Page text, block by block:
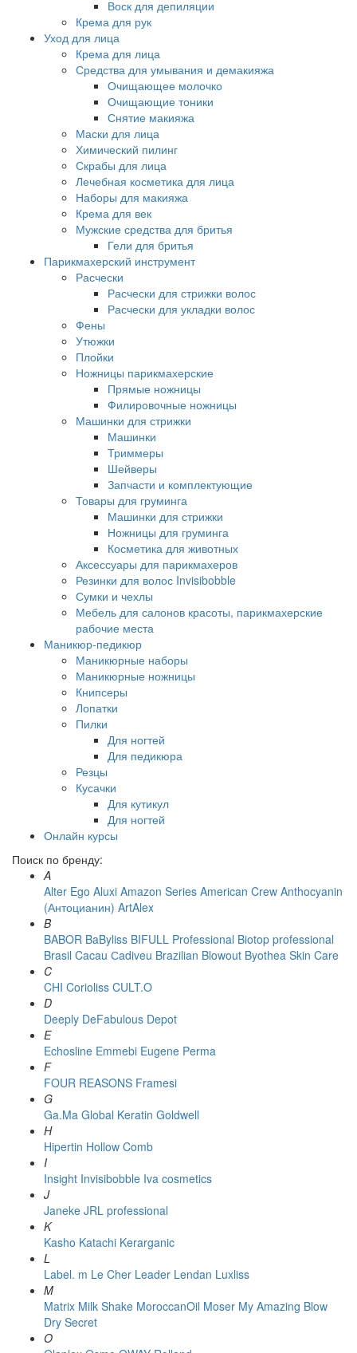
Воск для депиляции
Крема для рук
Уход для лица
Крема для лица
Средства для умывания и демакияжа
Очищающее молочко
Очищающие тоники
Снятие макияжа
Маски для лица
Химический пилинг
Скрабы для лица
Лечебная косметика для лица
Наборы для макияжа
Крема для век
Мужские средства для бритья
Гели для бритья
Парикмахерский инструмент
Расчески
Расчески для стрижки волос
Расчески для укладки волос
Фены
Утюжки
Плойки
Ножницы парикмахерские
Прямые ножницы
Филировочные ножницы
Машинки для стрижки
Машинки
Триммеры
Шейверы
Запчасти и комплектующие
Товары для груминга
Машинки для стрижки
Ножницы для груминга
Косметика для животных
Аксессуары для парикмахеров
Резинки для волос Invisibobble
Сумки и чехлы
Мебель для салонов красоты, парикмахерские
рабочие места
Маникюр-педикюр
Маникюрные наборы
Маникюрные ножницы
Книпсеры
Лопатки
Пилки
Для ногтей
Для педикюра
Резцы
Кусачки
Для кутикул
Для ногтей
Онлайн курсы
Поиск по бренду:
A
Alter Ego Aluxi Amazon Series American Crew Anthocyanin
(Антоцианин) ArtAlex
B
BABOR BaByliss BIFULL Professional Biotop professional
Brasil Cacau Сadiveu Brazilian Blowout Byothea Skin Care
C
CHI Corioliss CULT.O
D
Deeply DeFabulous Depot
E
Echosline Emmebi Eugene Perma
F
FOUR REASONS Framesi
G
Ga.Ma Global Keratin Goldwell
H
Hipertin Hollow Comb
I
Insight Invisibobble Iva cosmetics
J
Janeke JRL professional
K
Kasho Katachi Kerarganic
L
Label. m Le Cher Leader Lendan Luxliss
M
Matrix Milk Shake MoroccanOil Moser My Amazing Blow
Dry Secret
O